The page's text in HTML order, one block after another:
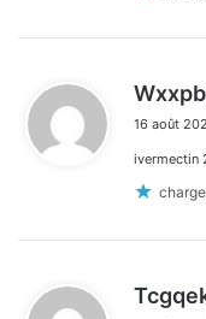
16 août
ivermectin